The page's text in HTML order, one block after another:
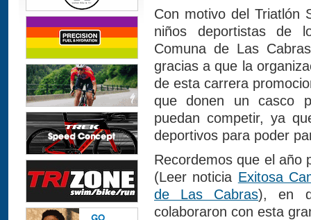
Con motivo del Triatlón
niños deportistas de
Comuna de Las
gracias a que la
de esta carrera
que donen un casco
puedan competir, ya
deportivos para poder
Recordemos que el año
(Leer noticia Exitosa
de Las Cabras), en
colaboraron con esta